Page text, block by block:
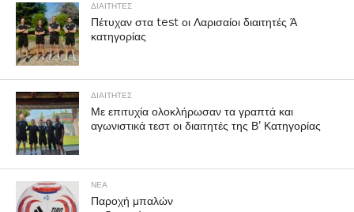
ΔΙΑΙΤΗΤΕΣ
Πέτυχαν στα test οι Λαρισαίοι διαιτητές Ά
κατηγορίας
ΔΙΑΙΤΗΤΕΣ
Με επιτυχία ολοκλήρωσαν τα γραπτά και
αγωνιστικά τεστ οι διαιτητές της Β’ Κατηγορίας
ΝΕΑ
Παροχή μπαλών